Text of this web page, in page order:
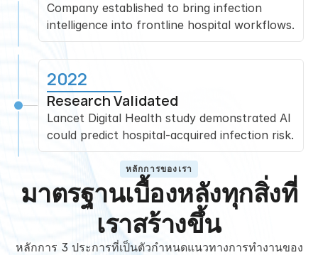
Company established to bring infection
intelligence into frontline hospital workflows.
2022
Research Validated
Lancet Digital Health study demonstrated AI
could predict hospital-acquired infection risk.
หลักการของเรา
มาตรฐานเบื้องหลังทุกสิ่งที่
เราสร้างขึ้น
หลักการ 3 ประการที่เป็นตัวกำหนดแนวทางการทำงานของ